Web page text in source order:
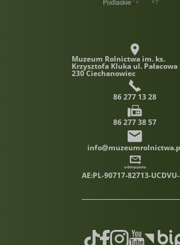
Muzeum Rolnictwa im. ks.
Krzysztofa Kluka ul. Pałacowa
230 Ciechanowiec
86 277 13 28
86 277 38 57
AE:PL-90717-82713-
TikTokFacebook
Instagram
Youtube